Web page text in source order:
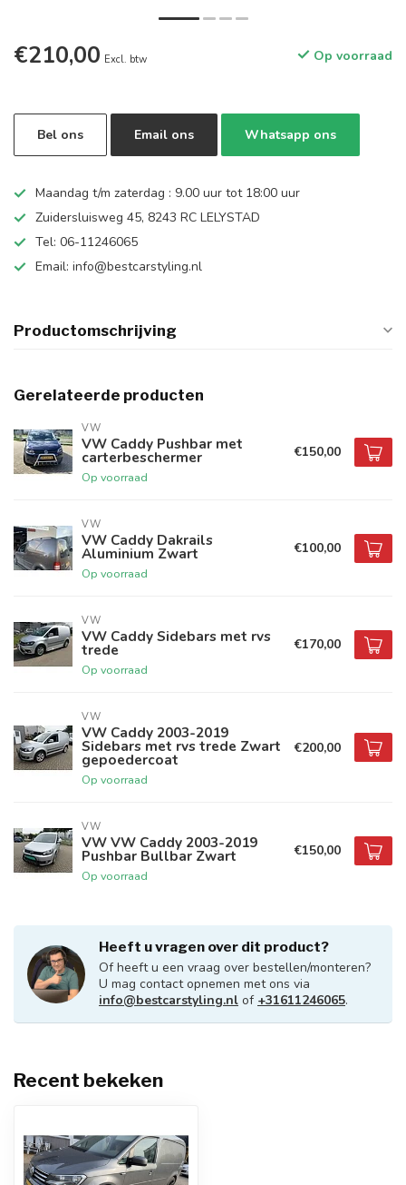
€210,00 Excl. btw Op voorraad
Bel ons Email ons Whatsapp ons
Maandag t/m zaterdag : 9.00 uur tot 18:00 uur
Zuidersluisweg 45, 8243 RC LELYSTAD
Tel: 06-11246065
Email: info@bestcarstyling.nl
Productomschrijving
Gerelateerde producten
VW
VW Caddy Pushbar met
carterbeschermer
Op voorraad
€150,00
VW
VW Caddy Dakrails
Aluminium Zwart
Op voorraad
€100,00
VW
VW Caddy Sidebars met rvs
trede
Op voorraad
€170,00
VW
VW Caddy 2003-2019
Sidebars met rvs trede Zwart
gepoedercoat
Op voorraad
€200,00
VW
VW VW Caddy 2003-2019
Pushbar Bullbar Zwart
Op voorraad
€150,00
Heeft u vragen over dit product?
Of heeft u een vraag over bestellen/monteren?
U mag contact opnemen met ons via
info@bestcarstyling.nl of +31611246065.
Recent bekeken